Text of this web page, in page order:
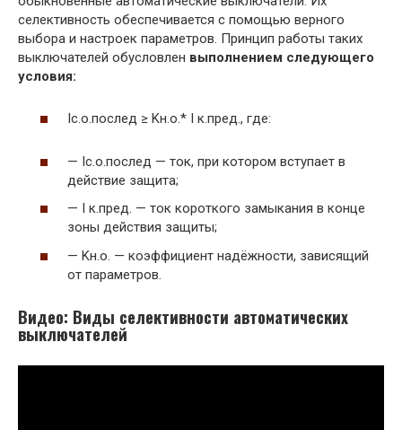
селективность обеспечивается с помощью верного
выбора и настроек параметров. Принцип работы таких
выключателей обусловлен выполнением следующего
условия:
Iс.о.послед ≥ Kн.о.* I к.пред., где:
— Iс.о.послед — ток, при котором вступает в
действие защита;
— I к.пред. — ток короткого замыкания в конце
зоны действия защиты;
— Kн.о. — коэффициент надёжности, зависящий
от параметров.
Видео: Виды селективности автоматических
выключателей